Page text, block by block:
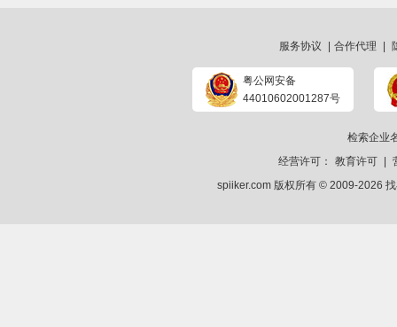
服务协议 合作代理
粤公网安备
44010602001287号
检索企业
经营许可：
教育许可
spiiker.com 版权所有 © 2009-2026